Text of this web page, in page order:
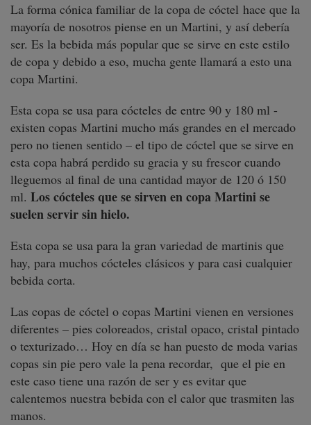
La forma cónica familiar de la copa de cóctel hace que la
mayoría de nosotros piense en un Martini, y así debería
ser. Es la bebida más popular que se sirve en este estilo
de copa y debido a eso, mucha gente llamará a esto una
copa Martini.
Esta copa se usa para cócteles de entre 90 y 180 ml -
existen copas Martini mucho más grandes en el mercado
pero no tienen sentido – el tipo de cóctel que se sirve en
esta copa habrá perdido su gracia y su frescor cuando
lleguemos al final de una cantidad mayor de 120 ó 150
ml. Los cócteles que se sirven en copa Martini se
suelen servir sin hielo.
Esta copa se usa para la gran variedad de martinis que
hay, para muchos cócteles clásicos y para casi cualquier
bebida corta.
Las copas de cóctel o copas Martini vienen en versiones
diferentes – pies coloreados, cristal opaco, cristal pintado
o texturizado… Hoy en día se han puesto de moda varias
copas sin pie pero vale la pena recordar, que el pie en
este caso tiene una razón de ser y es evitar que
calentemos nuestra bebida con el calor que trasmiten las
manos.